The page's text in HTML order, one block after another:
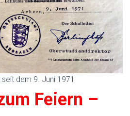
dem 9. Juni 1971
Feiern –